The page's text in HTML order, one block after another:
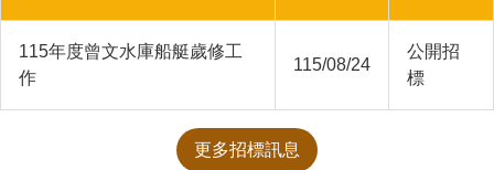
115年度曾文水庫船艇歲修工
作
115/08/24
公開招
標
更多招標訊息